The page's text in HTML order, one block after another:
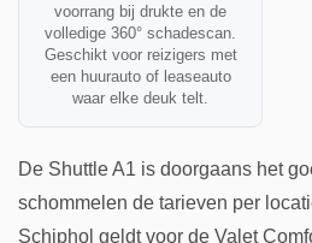
voorrang bij drukte en de
volledige 360° schadescan.
Geschikt voor reizigers met
een huurauto of leaseauto
waar elke deuk telt.
De Shuttle A1 is doorgaans het
schommelen de tarieven per
Schiphol geldt voor de Valet